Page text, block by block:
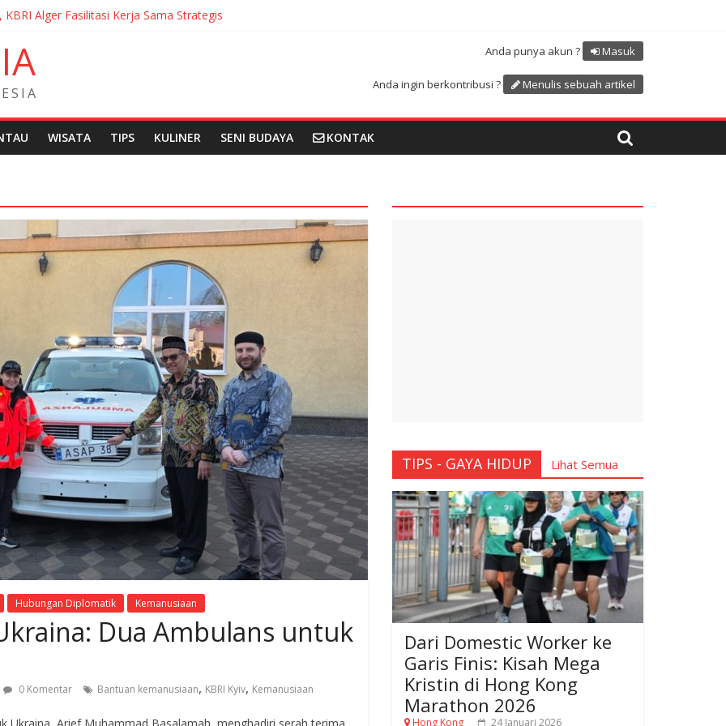
Alger Fasilitasi Kerja Sama Strategis
Merah Putih sepanjang 50 Meter di Brick Hill Hong Kong untuk menyambut HUT RI ke 81
Film Festival 2026 Montréal Kanada
Indonesia kepada Komunitas Paroki di Angola
IA
ES I A
Anda punya akun ? Masuk
Anda ingin berkontribusi ? Menulis sebuah artikel
WISATA TIPS KULINER SENI BUDAYA KONTAK
Hubungan Diplomatik Kemanusiaan
Dua Ambulans untuk
0 Komentar Bantuan kemanusiaan, KBRI Kyiv, Kemanusiaan
TIPS - GAYA HIDUP Lihat Semua
Dari Domestic Worker ke
Garis Finis: Kisah Mega
Kristin di Hong Kong
Marathon 2026
Hong Kong
24 Januari 2026